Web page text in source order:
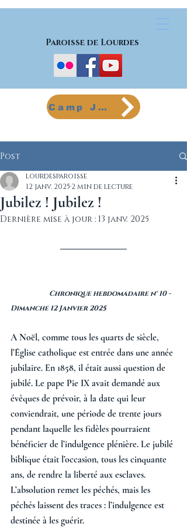
Paroisse de Lourdes
Camp Jeunes
Post
Jubilez ! Jubilez !
lourdesparoisse
12 janv. 2025 2 min de lecture
Dernière mise à jour : 13 janv. 2025
Dimanche 12 Janvier 2025
A Noël, comme tous les quarts de siècle,
l’Église catholique est entrée dans une année
jubilaire. En 1858, il était aussi question de
jubilé. Le pape Pie IX avait demandé aux
évêques de prévoir, à la date qui leur
conviendrait, une période de trente jours
pendant laquelle les fidèles pourraient
bénéficier de l’indulgence plénière. Le jubilé
biblique était l’occasion, tous les cinquante
ans, de rendre la liberté aux esclaves.
L’absolution remet les péchés, mais les
péchés laissent des traces : l’indulgence est
destinée à les guérir.